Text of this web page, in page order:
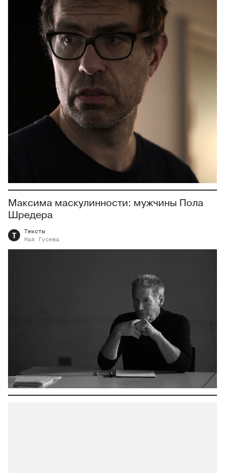
Максима маскулинности: мужчины Пола
Шредера
Т
Тексты
Ная
Гусева